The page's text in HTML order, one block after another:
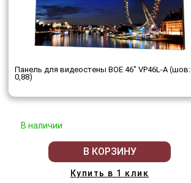
Панель для видеостены BOE 46" VP46L-A (шов:
0,88)
В наличии
В КОРЗИНУ
Купить в 1 клик